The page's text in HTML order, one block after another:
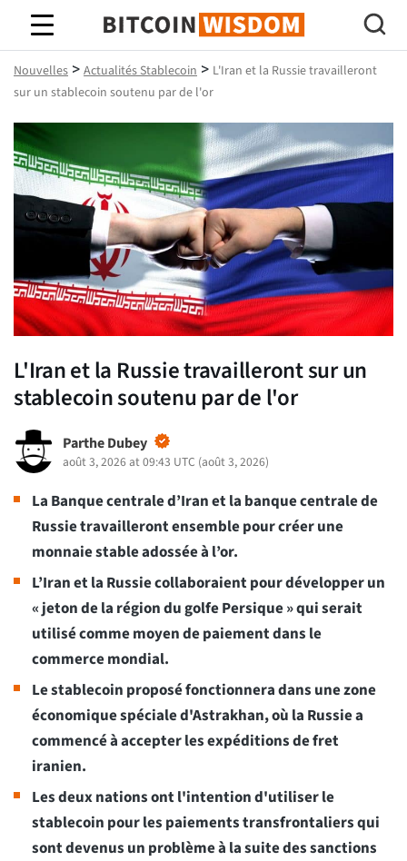
Bitcoin Sagesse
Nouvelles > Actualités Stablecoin > L'Iran et la Russie travailleront
sur un stablecoin soutenu par de l'or
L'Iran et la Russie travailleront sur un
stablecoin soutenu par de l'or
Parthe Dubey
août 3, 2026 at 09:43 UTC (août 3, 2026)
La Banque centrale d’Iran et la banque centrale de
Russie travailleront ensemble pour créer une
monnaie stable adossée à l’or.
L’Iran et la Russie collaboraient pour développer un
« jeton de la région du golfe Persique » qui serait
utilisé comme moyen de paiement dans le
commerce mondial.
Le stablecoin proposé fonctionnera dans une zone
économique spéciale d'Astrakhan, où la Russie a
commencé à accepter les expéditions de fret
iranien.
Les deux nations ont l'intention d'utiliser le
stablecoin pour les paiements transfrontaliers qui
sont devenus un problème à la suite des sanctions